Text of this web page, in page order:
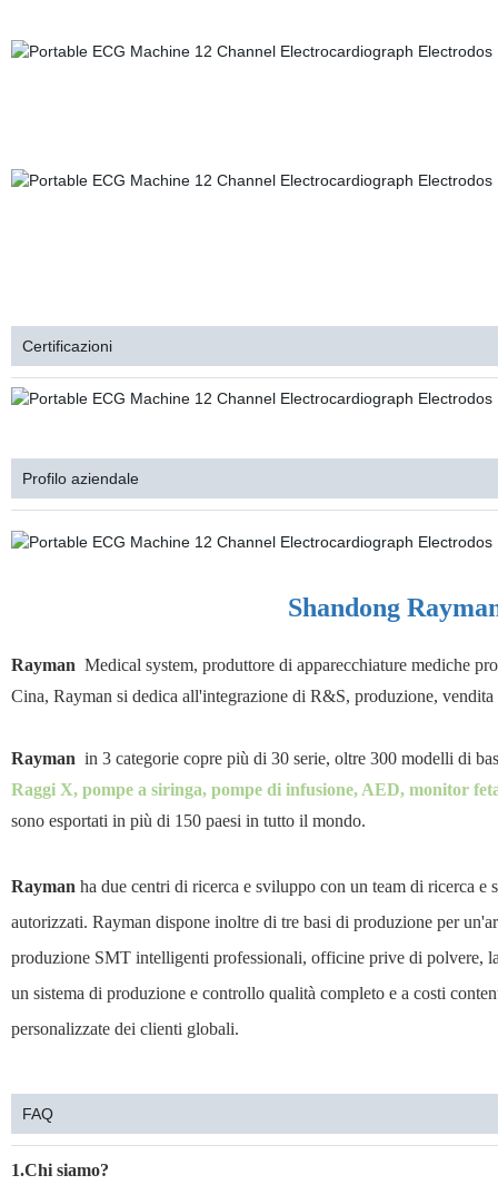
Certificazioni
Profilo aziendale
Shandong
Rayman Medical system, produttore di apparecchiature mediche
Cina, Rayman si dedica all'integrazione di R&S, produzione,
Rayman in 3 categorie copre più di 30 serie, oltre 300 modelli di
Raggi X, pompe a siringa, pompe di infusione, AED, monitor
sono esportati in più di 150 paesi in tutto il mondo.
Rayman ha due centri di ricerca e sviluppo con un team di ricerca
autorizzati. Rayman dispone inoltre di tre basi di produzione per
produzione SMT intelligenti professionali, officine prive di polvere,
un sistema di produzione e controllo qualità completo e a costi
personalizzate dei clienti globali.
FAQ
1.Chi siamo?